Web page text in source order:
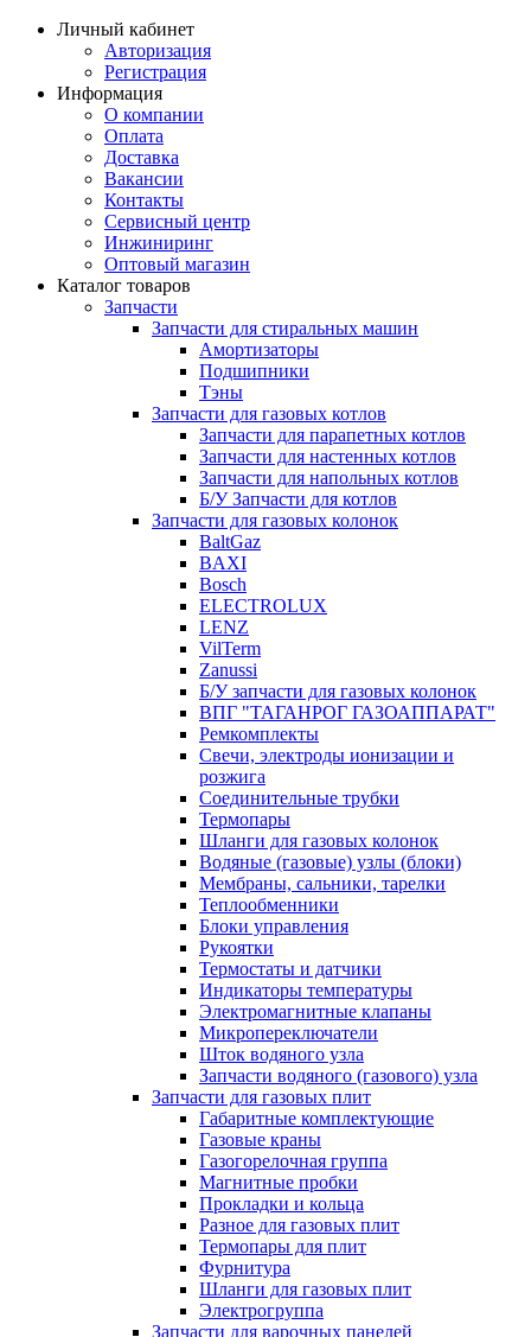
Личный кабинет
Авторизация
Регистрация
Информация
О компании
Оплата
Доставка
Вакансии
Контакты
Сервисный центр
Инжиниринг
Оптовый магазин
Каталог товаров
Запчасти
Запчасти для стиральных машин
Амортизаторы
Подшипники
Тэны
Запчасти для газовых котлов
Запчасти для парапетных котлов
Запчасти для настенных котлов
Запчасти для напольных котлов
Б/У Запчасти для котлов
Запчасти для газовых колонок
BaltGaz
BAXI
Bosch
ELECTROLUX
LENZ
VilTerm
Zanussi
Б/У запчасти для газовых колонок
ВПГ "ТАГАНРОГ ГАЗОАППАРАТ"
Ремкомплекты
Свечи, электроды ионизации и
розжига
Соединительные трубки
Термопары
Шланги для газовых колонок
Водяные (газовые) узлы (блоки)
Мембраны, сальники, тарелки
Теплообменники
Блоки управления
Рукоятки
Термостаты и датчики
Индикаторы температуры
Электромагнитные клапаны
Микропереключатели
Шток водяного узла
Запчасти водяного (газового) узла
Запчасти для газовых плит
Габаритные комплектующие
Газовые краны
Газогорелочная группа
Магнитные пробки
Прокладки и кольца
Разное для газовых плит
Термопары для плит
Фурнитура
Шланги для газовых плит
Электрогруппа
Запчасти для варочных панелей